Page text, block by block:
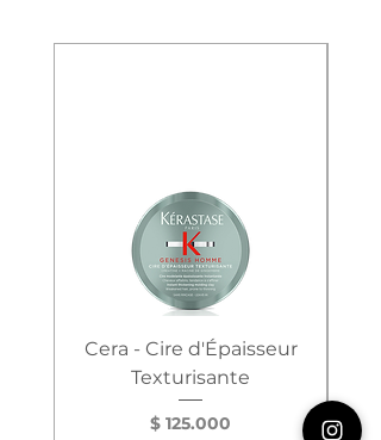
Cera - Cire d'Épaisseur
Texturisante
Precio
$ 125.000